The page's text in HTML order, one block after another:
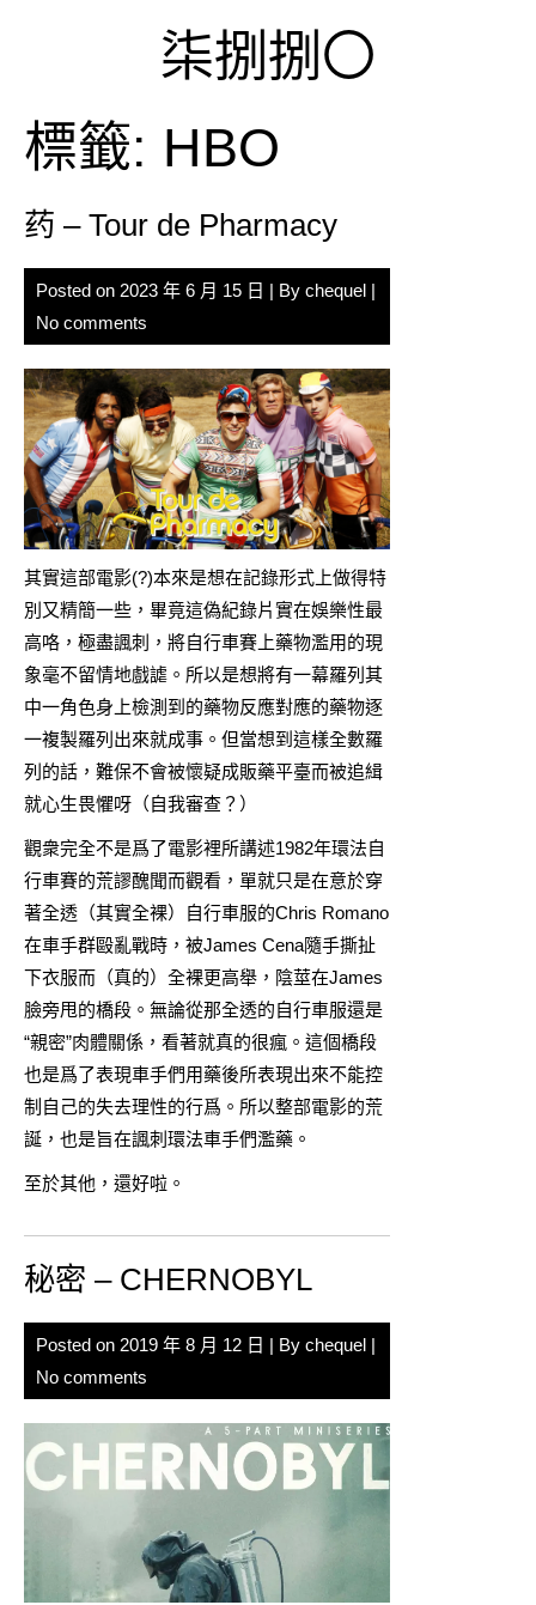
柒捌捌〇
標籤: HBO
药 – Tour de Pharmacy
Posted on 2023 年 6 月 15 日 | By chequel |
No comments
其實這部電影(?)本來是想在記錄形式上做得特
別又精簡一些，畢竟這偽紀錄片實在娛樂性最
高咯，極盡諷刺，將自行車賽上藥物濫用的現
象毫不留情地戲謔。所以是想將有一幕羅列其
中一角色身上檢測到的藥物反應對應的藥物逐
一複製羅列出來就成事。但當想到這樣全數羅
列的話，難保不會被懷疑成販藥平臺而被追緝
就心生畏懼呀（自我審查？）
觀衆完全不是爲了電影裡所講述1982年環法自
行車賽的荒謬醜聞而觀看，單就只是在意於穿
著全透（其實全裸）自行車服的Chris Romano
在車手群毆亂戰時，被James Cena隨手撕扯
下衣服而（真的）全裸更高舉，陰莖在James
臉旁甩的橋段。無論從那全透的自行車服還是
“親密”肉體關係，看著就真的很瘋。這個橋段
也是爲了表現車手們用藥後所表現出來不能控
制自己的失去理性的行爲。所以整部電影的荒
誕，也是旨在諷刺環法車手們濫藥。
至於其他，還好啦。
秘密 – CHERNOBYL
Posted on 2019 年 8 月 12 日 | By chequel |
No comments